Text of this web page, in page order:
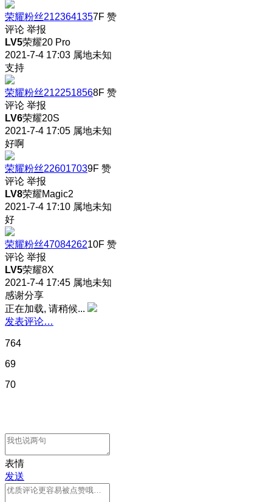
荣耀粉丝2123641357F 赞
评论 举报
LV5荣耀20 Pro
2021-7-4 17:03 属地未知
支持
荣耀粉丝2122518568F 赞
评论 举报
LV6荣耀20S
2021-7-4 17:05 属地未知
好啊
荣耀粉丝226017039F 赞
评论 举报
LV8荣耀Magic2
2021-7-4 17:10 属地未知
好
荣耀粉丝4708426210F 赞
评论 举报
LV5荣耀8X
2021-7-4 17:45 属地未知
感谢分享
正在加载, 请稍候...
发表评论…
764
69
70
表情
发送